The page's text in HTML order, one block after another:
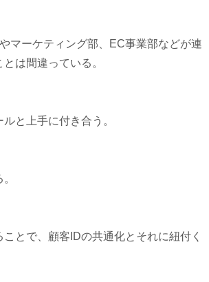
マーケティング部、EC事業部などが連
は間違っている。
と上手に付き合う。
とで、顧客IDの共通化とそれに紐付く